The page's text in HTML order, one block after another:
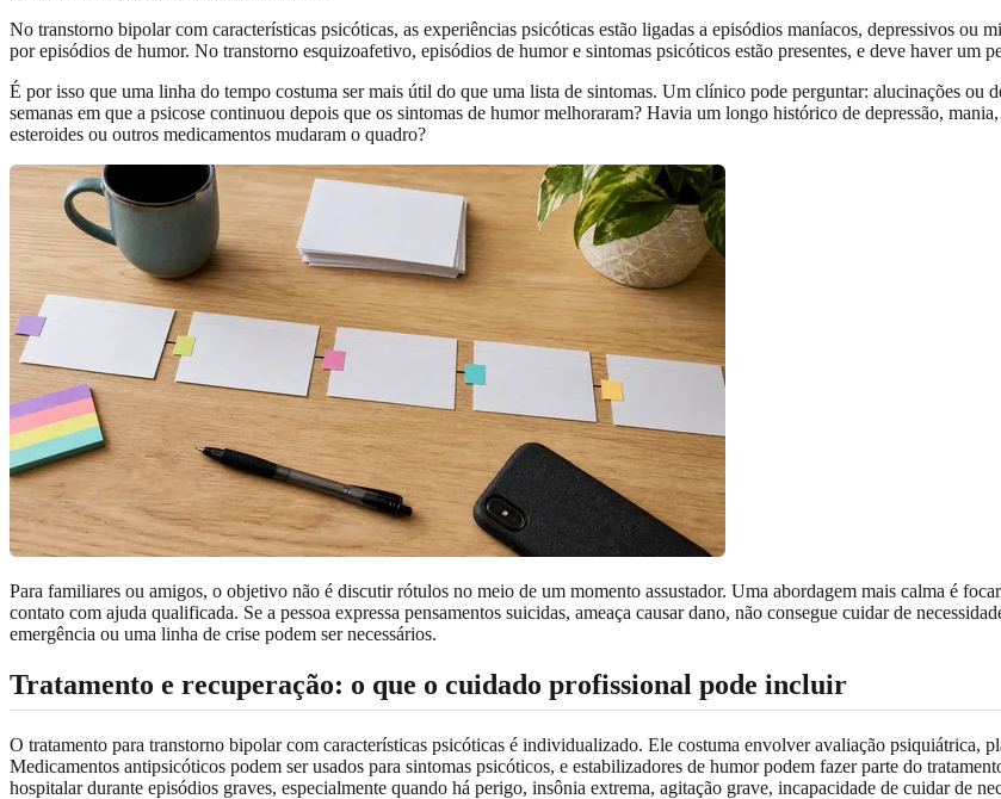
No transtorno bipolar com características psicóticas, as experiências psicóticas estão ligadas a episódios maníacos, depressivos ou
por episódios de humor. No transtorno esquizoafetivo, episódios de humor e sintomas psicóticos estão presentes, e deve haver um
É por isso que uma linha do tempo costuma ser mais útil do que uma lista de sintomas. Um clínico pode perguntar: alucinações ou
semanas em que a psicose continuou depois que os sintomas de humor melhoraram? Havia um longo histórico de depressão,
esteroides ou outros medicamentos mudaram o quadro?
Para familiares ou amigos, o objetivo não é discutir rótulos no meio de um momento assustador. Uma abordagem mais calma é
contato com ajuda qualificada. Se a pessoa expressa pensamentos suicidas, ameaça causar dano, não consegue cuidar de
emergência ou uma linha de crise podem ser necessários.
Tratamento e recuperação: o que o cuidado profissional pode incluir
O tratamento para transtorno bipolar com características psicóticas é individualizado. Ele costuma envolver avaliação psiquiátrica,
Medicamentos antipsicóticos podem ser usados para sintomas psicóticos, e estabilizadores de humor podem fazer parte do
hospitalar durante episódios graves, especialmente quando há perigo, insônia extrema, agitação grave, incapacidade de cuidar de